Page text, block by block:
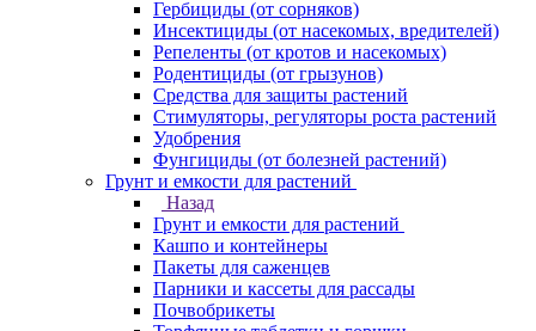
Гербициды (от сорняков)
Инсектициды (от насекомых, вредителей)
Репеленты (от кротов и насекомых)
Родентициды (от грызунов)
Средства для защиты растений
Стимуляторы, регуляторы роста растений
Удобрения
Фунгициды (от болезней растений)
Грунт и емкости для растений
Назад
Грунт и емкости для растений
Кашпо и контейнеры
Пакеты для саженцев
Парники и кассеты для рассады
Почвобрикеты